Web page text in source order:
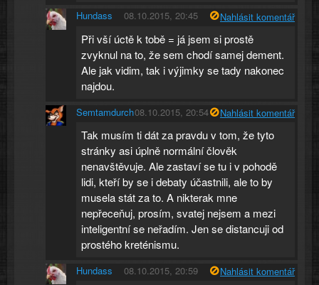
Hundass 08.10.2015, 20:45 Nahlásit komentář
Při vší úctě k tobě = já jsem si prostě
zvyknul na to, že sem chodí samej dement.
Ale jak vidim, tak i výjimky se tady nakonec
najdou.
Semtamdurch08.10.2015, 20:54 Nahlásit komentář
Tak musím ti dát za pravdu v tom, že tyto
stránky asi úplně normální člověk
nenavštěvuje. Ale zastaví se tu i v pohodě
lidi, kteří by se i debaty účastnili, ale to by
musela stát za to. A nikterak mne
nepřeceňuj, prosím, svatej nejsem a mezi
inteligentní se neřadím. Jen se distancuji od
prostého kreténismu.
Hundass 08.10.2015, 20:59 Nahlásit komentář